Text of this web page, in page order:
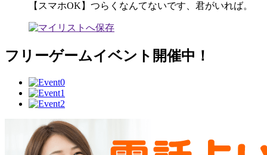
【スマホOK】つらくなんてないです、君がいれば。
フリーゲームイベント開催中！